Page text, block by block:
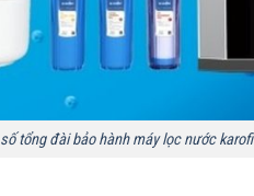
số tổng đài bảo hành máy lọc nước karofi